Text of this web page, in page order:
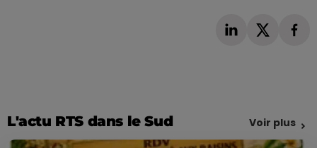
L'actu RTS dans le Sud Voir plus